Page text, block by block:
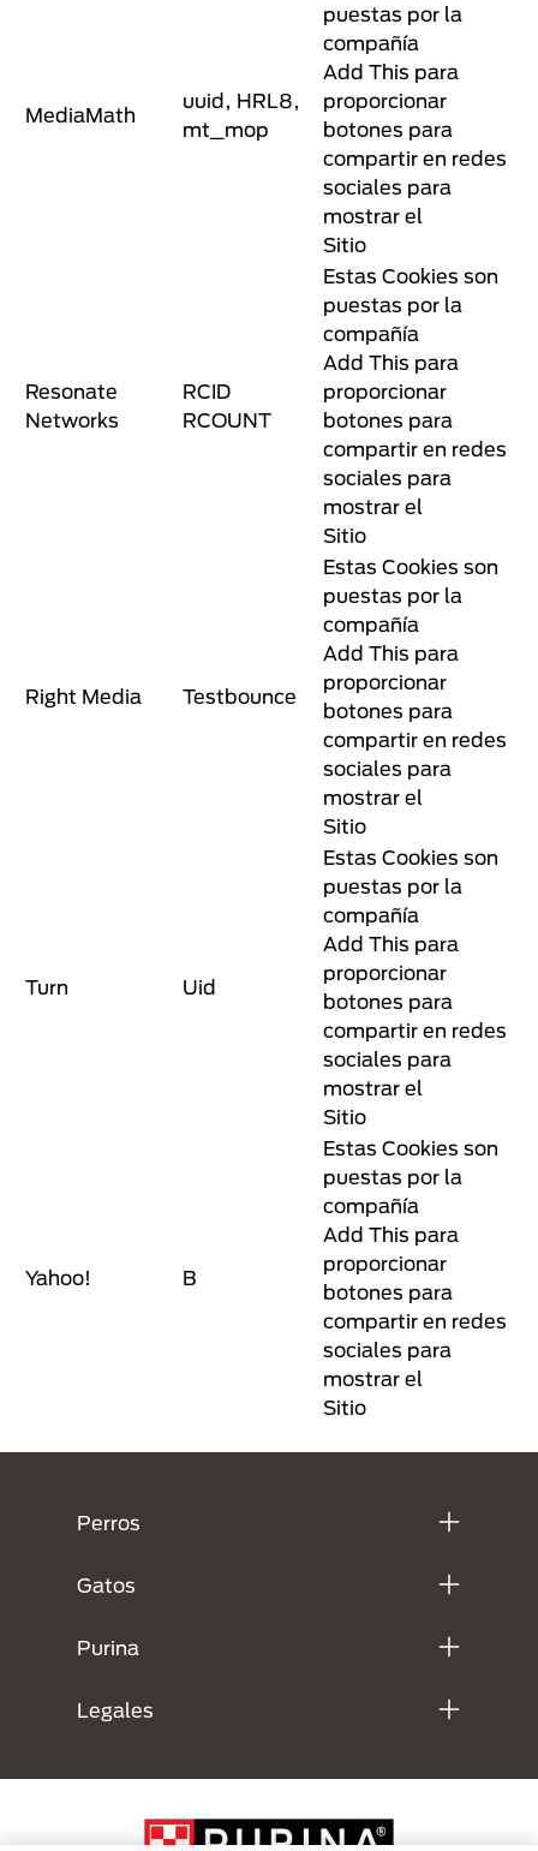
MediaMath
uuid, HRL8,
mt_mop
puestas por la
compañía
Add This para
proporcionar
botones para
compartir en redes
sociales para
mostrar el
Sitio
Resonate
Networks
RCID
RCOUNT
Estas Cookies son
puestas por la
compañía
Add This para
proporcionar
botones para
compartir en redes
sociales para
mostrar el
Sitio
Right Media Testbounce
Estas Cookies son
puestas por la
compañía
Add This para
proporcionar
botones para
compartir en redes
sociales para
mostrar el
Sitio
Turn Uid
Estas Cookies son
puestas por la
compañía
Add This para
proporcionar
botones para
compartir en redes
sociales para
mostrar el
Sitio
Yahoo! B
Estas Cookies son
puestas por la
compañía
Add This para
proporcionar
botones para
compartir en redes
sociales para
mostrar el
Sitio
Perros
Gatos
Purina
Legales